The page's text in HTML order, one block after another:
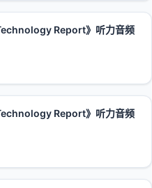
Report》听力音频
Report》听力音频